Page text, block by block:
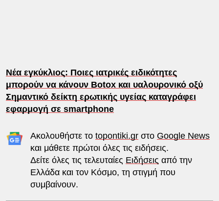
Νέα εγκύκλιος: Ποιες ιατρικές ειδικότητες
μπορούν να κάνουν Botox και υαλουρονικό οξύ
Σημαντικό δείκτη ερωτικής υγείας καταγράφει
εφαρμογή σε smartphone
Ακολουθήστε το topontiki.grστο Google News
και μάθετε πρώτοι όλες τις ειδήσεις.
Δείτε όλες τις τελευταίες Ειδήσεις από την
Ελλάδα και τον Κόσμο, τη στιγμή που
συμβαίνουν.